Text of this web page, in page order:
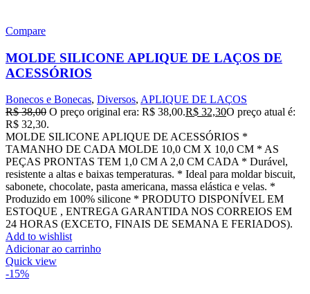
Compare
MOLDE SILICONE APLIQUE DE LAÇOS DE
ACESSÓRIOS
Bonecos e Bonecas, Diversos, APLIQUE DE LAÇOS
R$38,00 O preço original era: R$ 38,00.R$ 32,30O preço atual é:
R$ 32,30.
MOLDE SILICONE APLIQUE DE ACESSÓRIOS *
TAMANHO DE CADA MOLDE 10,0 CM X 10,0 CM * AS
PEÇAS PRONTAS TEM 1,0 CM A 2,0 CM CADA * Durável,
resistente a altas e baixas temperaturas. * Ideal para moldar biscuit,
sabonete, chocolate, pasta americana, massa elástica e velas. *
Produzido em 100% silicone * PRODUTO DISPONÍVEL EM
ESTOQUE , ENTREGA GARANTIDA NOS CORREIOS EM
24 HORAS (EXCETO, FINAIS DE SEMANA E FERIADOS).
Add to wishlist
Adicionar ao carrinho
Quick view
-15%